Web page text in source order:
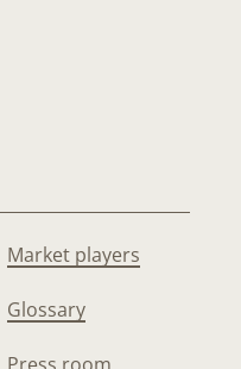
Market players
Glossary